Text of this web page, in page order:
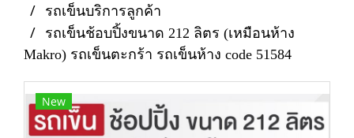
รถเข็นบริการลูกค้า
รถเข็นช้อบปิ้งขนาด 212 ลิตร (เหมือนห้าง
Makro) รถเข็นตะกร้า รถเข็นห้าง code 51584
New